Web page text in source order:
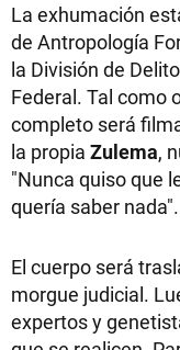
La exhumación
de Antropología
la División de
Federal. Tal como
completo será
la propia Zulema,
"Nunca quiso que
quería saber nada".
El cuerpo será
morgue judicial.
expertos y